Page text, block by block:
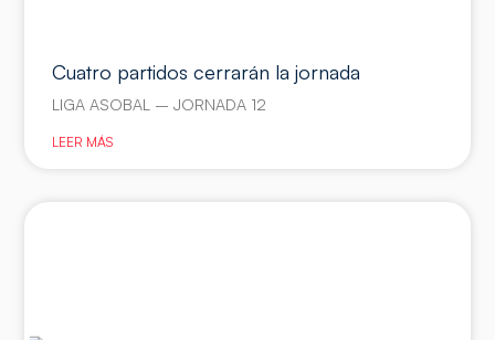
Cuatro partidos cerrarán la jornada
LIGA ASOBAL – JORNADA 12
LEER MÁS